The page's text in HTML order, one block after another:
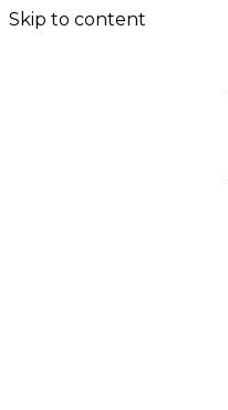
Skip to content